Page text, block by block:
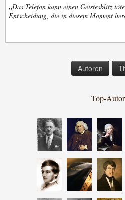
„Das Telefon kann einen Geistesblitz
Entscheidung, die in diesem Moment
Autoren
Top-